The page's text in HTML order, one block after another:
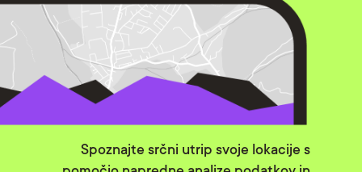
Spoznajte srčni utrip svoje lokacije s